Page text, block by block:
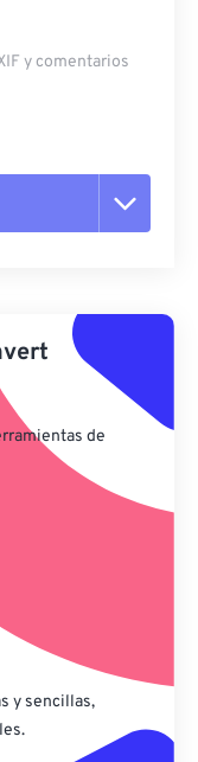
​​y comentarios
de
y sencillas,